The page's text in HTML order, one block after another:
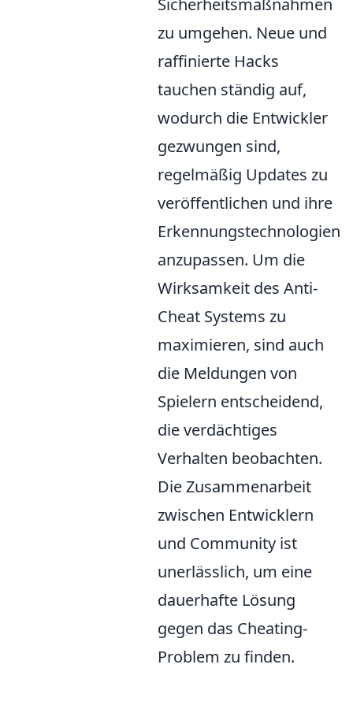
Sicherheitsmaßnahmen
zu umgehen. Neue und
raffinierte Hacks
tauchen ständig auf,
wodurch die Entwickler
gezwungen sind,
regelmäßig Updates zu
veröffentlichen und ihre
Erkennungstechnologien
anzupassen. Um die
Wirksamkeit des Anti-
Cheat Systems zu
maximieren, sind auch
die Meldungen von
Spielern entscheidend,
die verdächtiges
Verhalten beobachten.
Die Zusammenarbeit
zwischen Entwicklern
und Community ist
unerlässlich, um eine
dauerhafte Lösung
gegen das Cheating-
Problem zu finden.